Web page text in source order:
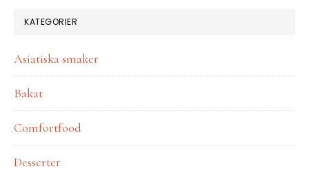
KATEGORIER
Asiatiska smaker
Bakat
Comfortfood
Desserter